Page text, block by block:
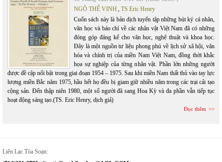
NGÔ THẾ VINH, TS Eric Henry
Cuốn sách này là bản dịch tuyển tập những bút ký cá nhân,
văn học và báo chí về các nhân vật Việt Nam đã có những
đóng góp đáng kể cho văn học, nghệ thuật và khoa học.
Đây là một nguồn tư liệu phong phú về lịch sử xã hội, văn
hóa và chính trị của miền Nam Việt Nam, đồng thời khắc
họa sự nghiệp của từng nhân vật. Phần lớn những người
được đề cập nổi bật trong giai đoạn 1954 – 1975. Sau khi miền Nam thất thủ vào tay lực
lượng miền Bắc năm 1975, hầu hết họ đều bị giam giữ nhiều năm trong các trại cải tạo
cộng sản. Đến thập niên 1980, một số người đã sang Hoa Kỳ và đa phần vẫn tiếp tục
hoạt động sáng tạo.(TS. Eric Henry, dịch giả)
Đọc thêm
Liên Lạc Tòa Soạn: